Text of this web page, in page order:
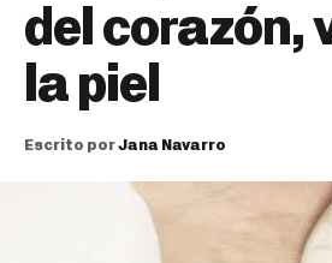
del corazón,
la piel
Escrito por Jana Navarro